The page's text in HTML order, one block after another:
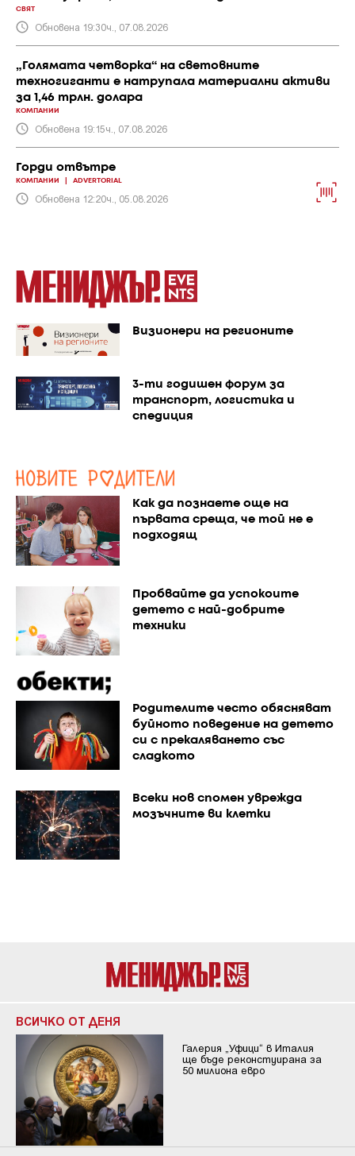
СВЯТ
Обновена 19:30ч., 07.08.2026
„Голямата четворка“ на световните
техногиганти е натрупала материални активи
за 1,46 трлн. долара
КОМПАНИИ
Обновена 19:15ч., 07.08.2026
Горди отвътре
КОМПАНИИ ADVERTORIAL
Обновена 12:20ч., 05.08.2026
Визионери на регионите
3-ти годишен форум за
транспорт, логистика и
спедиция
Как да познаете още на
първата среща, че той не е
подходящ
Пробвайте да успокоите
детето с най-добрите
техники
Родителите често обясняват
буйното поведение на детето
си с прекаляването със
сладкото
Всеки нов спомен уврежда
мозъчните ви клетки
ВСИЧКО ОТ ДЕНЯ
Галерия „Уфици“ в Италия
ще бъде реконстуирана за
50 милиона евро